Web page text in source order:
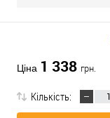
Ціна 1 338 грн.
Кількість: